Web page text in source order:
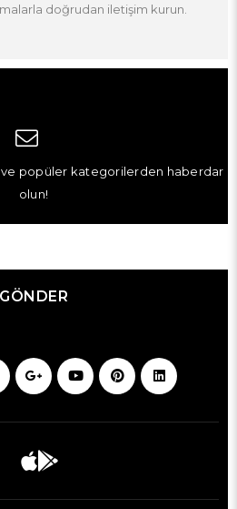
doğrudan iletişim kurun.
popüler kategorilerden haberdar
olun!
GÖNDER